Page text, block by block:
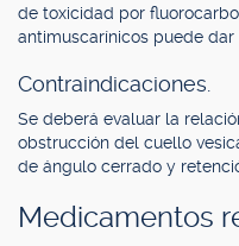
de toxicidad por
antimuscarínicos puede
Contraindicaciones.
Se deberá evaluar la
obstrucción del cuello
de ángulo cerrado y
Medicamentos